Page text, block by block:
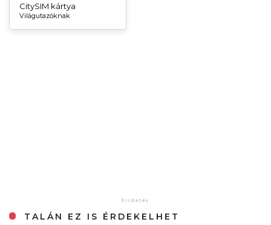
CitySIM kártya
Világutazóknak
TALÁN EZ IS ÉRDEKELHET